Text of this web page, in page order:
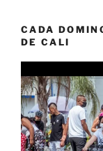
CADA
DE CALI
de
vídeo